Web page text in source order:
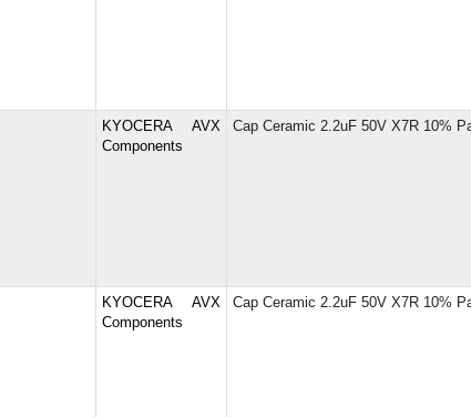
KYOCERA AVX
Components
Cap Ceramic 2.2uF 50V X7R 10%
KYOCERA AVX
Components
Cap Ceramic 2.2uF 50V X7R 10%